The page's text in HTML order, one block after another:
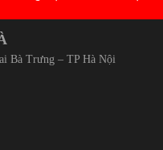
Bà Trưng – TP Hà Nội